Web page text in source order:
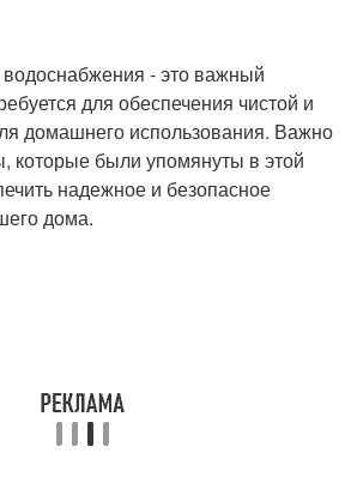
- это важный
для обеспечения чистой и
домашнего использования. Важно
которые были упомянуты в этой
надежное и безопасное
дома.